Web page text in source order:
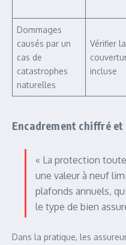
Dommages
causés par un
cas de
catastrophes
naturelles
Vérifier la
incluse
Encadrement chiffré
« La protection
une valeur à neuf
plafonds annuels,
le type de bien
Dans la pratique, les